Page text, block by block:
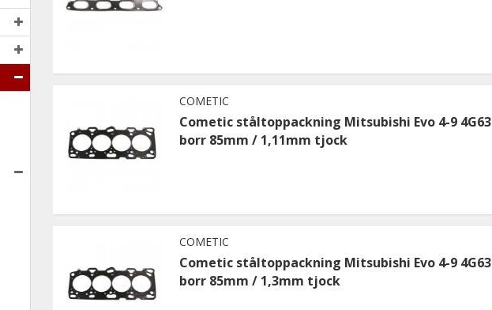
COMETIC
Cometic ståltoppackning Mitsubishi Evo 4-9 4G63
borr 85mm / 1,11mm tjock
COMETIC
Cometic ståltoppackning Mitsubishi Evo 4-9 4G63
borr 85mm / 1,3mm tjock